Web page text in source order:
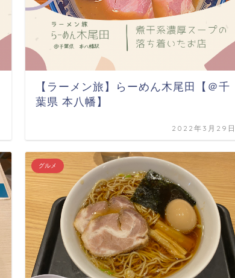
【ラーメン旅】らーめん木尾田【＠千
葉県 本八幡】
2022年3月29日
グルメ